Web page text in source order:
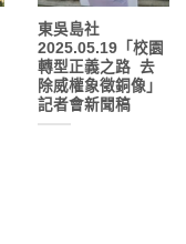
東吳島社
2025.05.19「校園
轉型正義之路 去
除威權象徵銅像」
記者會新聞稿